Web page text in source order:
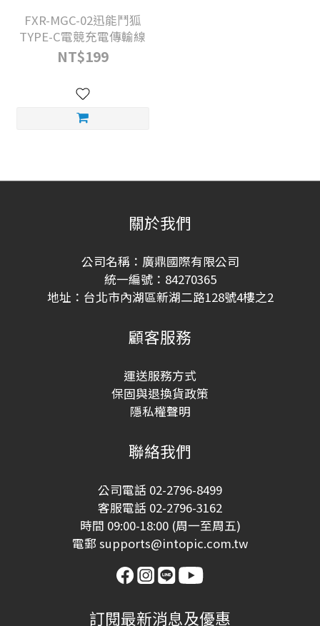
FXR-MGC-02迅能鬥狐
TYPE-C電競充電傳輸線
NT$199
關於我們
公司名稱：廣鼎國際有限公司
統一編號：84270365
地址：台北市內湖區新湖二路128號4樓之2
顧客服務
運送服務方式
保固與退換貨政策
隱私權聲明
聯絡我們
公司電話 02-2796-8499
客服電話 02-2796-3162
時間 09:00-18:00 (周一至周五)
電郵 supports@intopic.com.tw
訂閱最新消息及優惠